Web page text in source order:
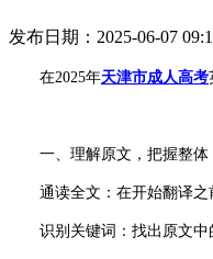
发布日期：2025-06-07
在2025年天津市成人高考
一、理解原文，把握整体
通读全文：在开始翻译之
识别关键词：找出原文中